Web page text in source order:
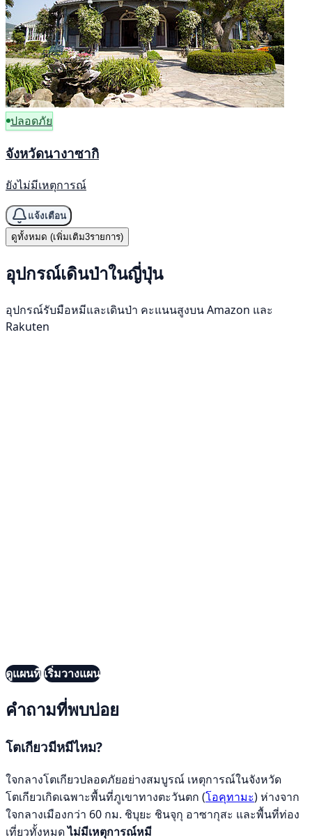
ปลอดภัย
จังหวัดนางาซากิ
ยังไม่มีเหตุการณ์
แจ้งเตือน
ดูทั้งหมด (เพิ่มเติม3รายการ)
อุปกรณ์เดินป่าในญี่ปุ่น
อุปกรณ์รับมือหมีและเดินป่า คะแนนสูงบน Amazon และ
Rakuten
ดูแผนที่เริ่มวางแผน
คำถามที่พบบ่อย
โตเกียวมีหมีไหม?
ใจกลางโตเกียวปลอดภัยอย่างสมบูรณ์ เหตุการณ์ในจังหวัด
โตเกียวเกิดเฉพาะพื้นที่ภูเขาทางตะวันตก (โอคุทามะ) ห่างจาก
ใจกลางเมืองกว่า 60 กม. ชิบุยะ ชินจุกุ อาซากุสะ และพื้นที่ท่อง
เที่ยวทั้งหมดไม่มีเหตุการณ์หมี